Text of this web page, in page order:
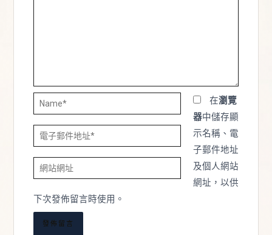
Name*
電
子
郵
件
地
址
網
站
網
址
在瀏覽
器中儲存顯
示名稱、電
子郵件地址
及個人網站
網址，以供
下次發佈留言時使用。